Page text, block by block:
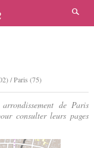
/ Paris (75)
de Paris
consulter leurs pages